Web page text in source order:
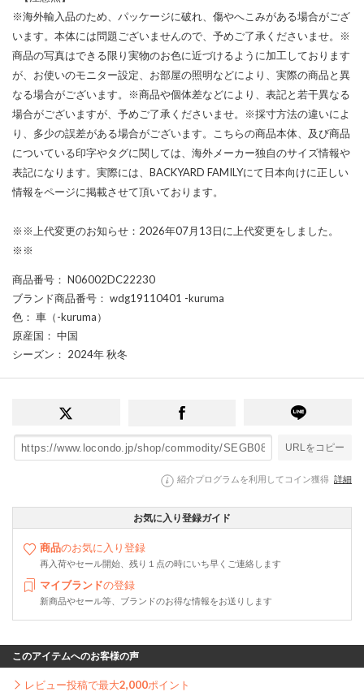
※海外輸入品のため、パッケージに破れ、傷やへこみがある場合がござ
います。本体には問題ございませんので、予めご了承くださいませ。※
商品の写真はできる限り実物のお色に近づけるように加工しております
が、お使いのモニター設定、お部屋の照明などにより、実際の商品と異
なる場合がございます。※商品や個体差などにより、表記と若干異なる
場合がございますが、予めご了承くださいませ。※採寸方法の違いによ
り、多少の誤差がある場合がございます。こちらの商品本体、及び商品
についている印字やタグに関しては、海外メーカー独自のサイズ情報や
表記になります。実際には、BACKYARD FAMILYにて日本向けに正しい
情報をページに掲載させて頂いております。
※※上代変更のお知らせ：2026年07月13日に上代変更をしました。
※※
商品番号 ： N06002DC22230
ブランド商品番号 ： wdg19110401 -kuruma
色 ： 車（-kuruma）
原産国 ： 中国
シーズン ： 2024年 秋冬
URLをコピー
紹介プログラムを利用してコイン獲得 詳細
お気に入り登録ガイド
商品のお気に入り登録
再入荷やセール開始、残り１点の時にいち早くご連絡します
マイブランドの登録
新商品やセール等、ブランドのお得な情報をお送りします
このアイテムへのお客様の声
レビュー投稿で最大2,000ポイント